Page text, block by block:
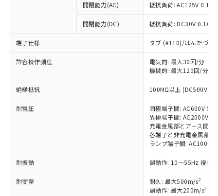
開閉能力(AC) 抵抗負荷: AC125V 0.1A
開閉能力(DC) 抵抗負荷: DC30V 0.1A
端子仕様 タブ (#110)/はんだづけ
許容操作頻度
電気的: 最大30回/分
機械的: 最大120回/分
絶縁抵抗 100MΩ以上 (DC500Vメ
耐電圧
同極端子間: AC600V
異極端子間: AC2000V
充電金属部とアース間:
各端子と非充電金属部
ランプ端子間:
耐振動 誤動作: 10～55Hz 複振
耐衝撃 耐久: 最大500m/s2
誤動作: 最大200m/s2
以下の条件をお読みいただき、同意のうえ
※1 対応状況
対応済み：EU RoHS指令（10物質）の
非含有に対応した製品が提供可能な商品で
対応予定：EU RoHS指令（10物質）の非含
有に対応した製品に切り替える予定のある
対応予定なし：EU RoHS指令（10物質）の
非含有に非対応の商品で、対応品を出す予